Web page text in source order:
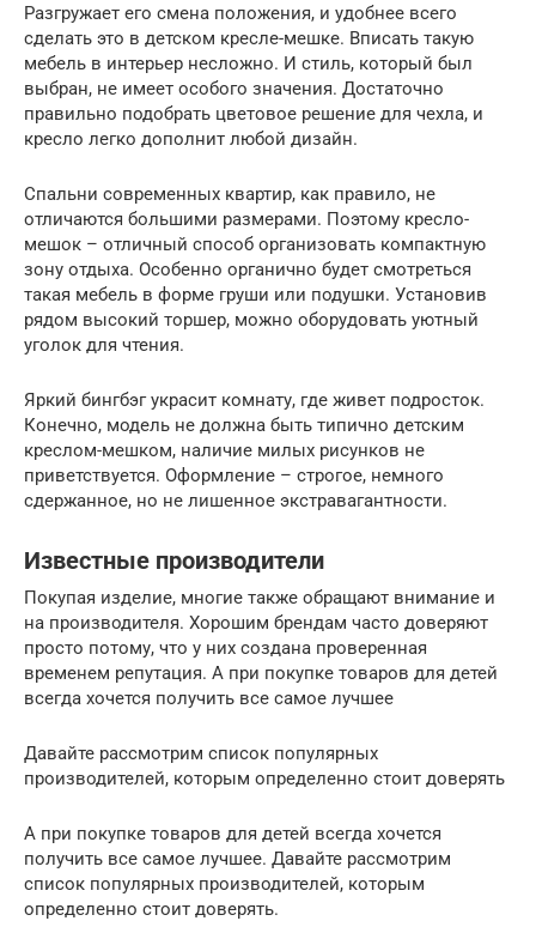
Разгружает его смена положения, и удобнее всего
сделать это в детском кресле-мешке. Вписать такую
мебель в интерьер несложно. И стиль, который был
выбран, не имеет особого значения. Достаточно
правильно подобрать цветовое решение для чехла, и
кресло легко дополнит любой дизайн.
Спальни современных квартир, как правило, не
отличаются большими размерами. Поэтому кресло-
мешок – отличный способ организовать компактную
зону отдыха. Особенно органично будет смотреться
такая мебель в форме груши или подушки. Установив
рядом высокий торшер, можно оборудовать уютный
уголок для чтения.
Яркий бингбэг украсит комнату, где живет подросток.
Конечно, модель не должна быть типично детским
креслом-мешком, наличие милых рисунков не
приветствуется. Оформление – строгое, немного
сдержанное, но не лишенное экстравагантности.
Известные производители
Покупая изделие, многие также обращают внимание и
на производителя. Хорошим брендам часто доверяют
просто потому, что у них создана проверенная
временем репутация. А при покупке товаров для детей
всегда хочется получить все самое лучшее
Давайте рассмотрим список популярных
производителей, которым определенно стоит доверять
А при покупке товаров для детей всегда хочется
получить все самое лучшее. Давайте рассмотрим
список популярных производителей, которым
определенно стоит доверять.